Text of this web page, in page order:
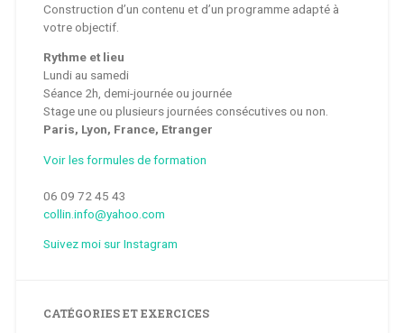
Construction d’un contenu et d’un programme adapté à
votre objectif.
Rythme et lieu
Lundi au samedi
Séance 2h, demi-journée ou journée
Stage une ou plusieurs journées consécutives ou non.
Paris, Lyon, France, Etranger
Voir les formules de formation
06 09 72 45 43
collin.info@yahoo.com
Suivez moi sur Instagram
CATÉGORIES ET EXERCICES